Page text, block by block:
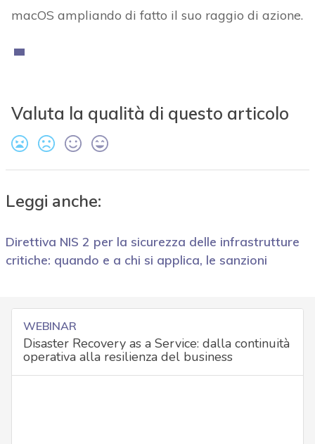
macOS ampliando di fatto il suo raggio di azione.
Valuta la qualità di questo articolo
Leggi anche:
Direttiva NIS 2 per la sicurezza delle infrastrutture
critiche: quando e a chi si applica, le sanzioni
WEBINAR
Disaster Recovery as a Service: dalla continuità
operativa alla resilienza del business